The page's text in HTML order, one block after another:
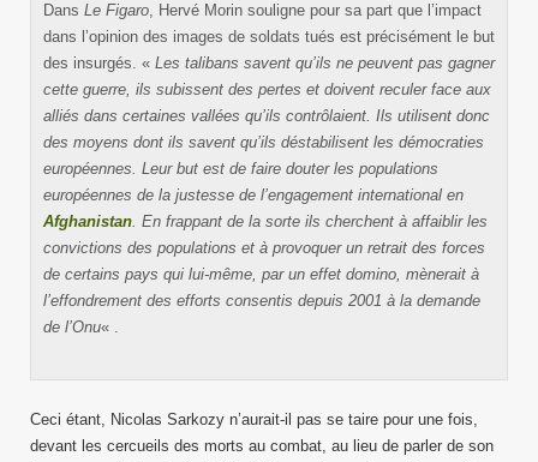
Dans Le Figaro, Hervé Morin souligne pour sa part que l’impact
dans l’opinion des images de soldats tués est précisément le but
des insurgés. « Les talibans savent qu’ils ne peuvent pas gagner
cette guerre, ils subissent des pertes et doivent reculer face aux
alliés dans certaines vallées qu’ils contrôlaient. Ils utilisent donc
des moyens dont ils savent qu’ils déstabilisent les démocraties
européennes. Leur but est de faire douter les populations
européennes de la justesse de l’engagement international en
Afghanistan. En frappant de la sorte ils cherchent à affaiblir les
convictions des populations et à provoquer un retrait des forces
de certains pays qui lui-même, par un effet domino, mènerait à
l’effondrement des efforts consentis depuis 2001 à la demande
de l’Onu« .
Ceci étant, Nicolas Sarkozy n’aurait-il pas se taire pour une fois,
devant les cercueils des morts au combat, au lieu de parler de son